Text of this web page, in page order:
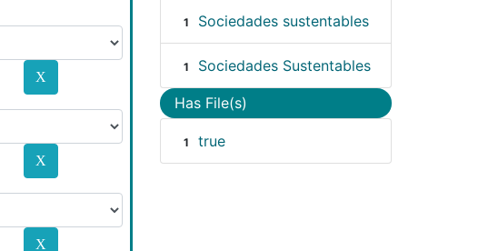
1 Sociedades sustentables
1 Sociedades Sustentables
Has File(s)
1 true